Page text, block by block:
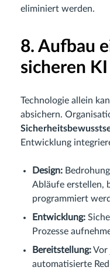
eliminiert werden.
8. Aufbau
sicheren KI
Technologie allein
absichern.
Entwicklung
Design:
Abläufe erstellen,
programmiert
Entwicklung:
Prozesse
Bereitstellung:Vor
automatisierte